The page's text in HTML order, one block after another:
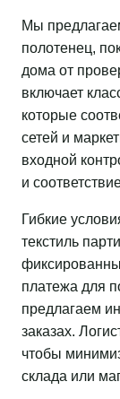
Мы
полотенец,
дома от
включает
которые
сетей и
входной
и
Гибкие
текстиль
платежа для
предлагаем
заказах.
чтобы
склада или